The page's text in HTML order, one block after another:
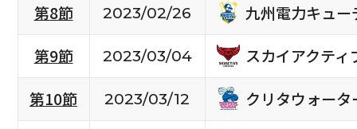
第8節
2023/02/26
九州電力キュ
第9節
2023/03/04
スカイアクティ
第10節
2023/03/12
クリタウォー